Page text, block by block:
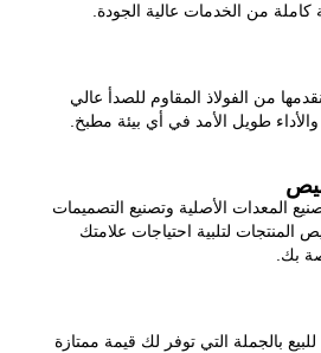
من الخدمات عالية الجودة.
من الفولاذ المقاوم للصدأ عالي
طويل الأمد في أي بيئة مطبخ.
المعدات الأصلية وتصنيع التصميمات
المنتجات لتلبية احتياجات علامتك
بك.
بالجملة التي توفر لك قيمة ممتازة